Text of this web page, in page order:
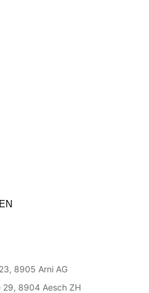
8905 Arni AG
29, 8904 Aesch ZH